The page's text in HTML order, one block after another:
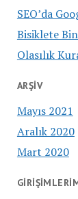
SEO’da
Bisiklete
Olasılık
ARŞIV
Mayıs 2021
Aralık 2020
Mart 2020